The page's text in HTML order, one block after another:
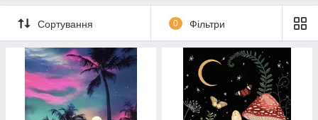
Сортування 0 Фільтри